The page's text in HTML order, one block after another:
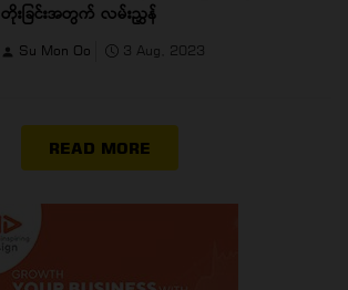
တိုးခြင်းအတွက် လမ်းညွှန်
Su Mon Oo 3 Aug, 2023
READ MORE